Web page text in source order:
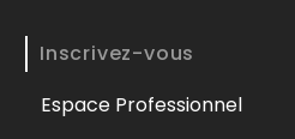
Inscrivez-vous
Espace Professionnel